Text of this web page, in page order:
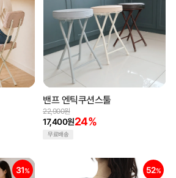
밴프 엔틱쿠션스툴
17,400원24%
22,900원
무료배송
31% 52%